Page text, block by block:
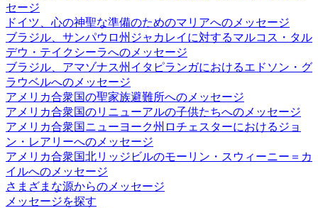
セージ
ドイツ、心の神聖な準備のためのマリアへのメッセージ
ブラジル、サンパウロ州ジャカレイに対するマルコス・タル
デウ・テイクシーラへのメッセージ
ブラジル、アマゾナス州イタピランガにおけるエドソン・グ
ラウベルへのメッセージ
アメリカ合衆国の聖家族避難所へのメッセージ
アメリカ合衆国のリニューアルの子供たちへのメッセージ
アメリカ合衆国ニューヨーク州ロチェスターにおけるジョ
ン・レアリーへのメッセージ
アメリカ合衆国北リッジビルのモーリン・スウィーニー＝カ
イルへのメッセージ
さまざまな源からのメッセージ
メッセージを探す